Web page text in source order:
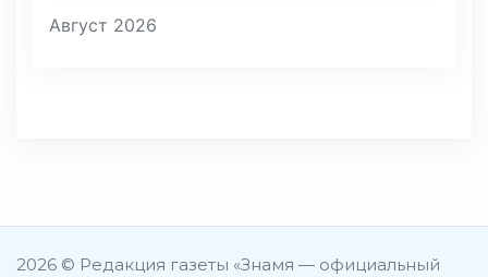
Август 2026
2026 © Редакция газеты «Знамя — официальный